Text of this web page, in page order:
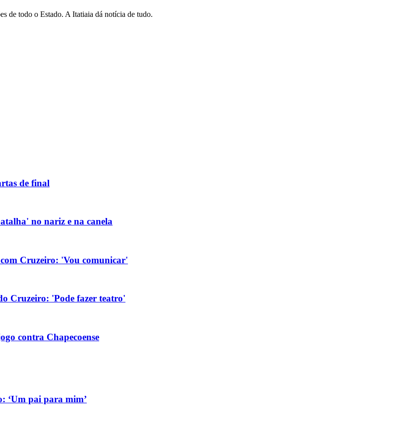
de todo o Estado. A Itatiaia dá notícia de tudo.
de final
no nariz e na canela
Cruzeiro: 'Vou comunicar'
Cruzeiro: 'Pode fazer teatro'
contra Chapecoense
‘Um pai para mim’